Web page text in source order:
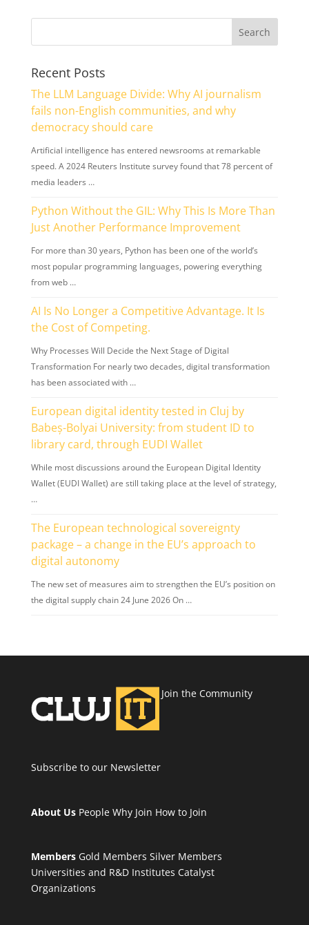
Recent Posts
The LLM Language Divide: Why AI journalism
fails non-English communities, and why
democracy should care
Artificial intelligence has entered newsrooms at remarkable
speed. A 2024 Reuters Institute survey found that 78 percent of
media leaders …
Python Without the GIL: Why This Is More Than
Just Another Performance Improvement
For more than 30 years, Python has been one of the world’s
most popular programming languages, powering everything
from web …
AI Is No Longer a Competitive Advantage. It Is
the Cost of Competing.
Why Processes Will Decide the Next Stage of Digital
Transformation For nearly two decades, digital transformation
has been associated with …
European digital identity tested in Cluj by
Babeș-Bolyai University: from student ID to
library card, through EUDI Wallet
While most discussions around the European Digital Identity
Wallet (EUDI Wallet) are still taking place at the level of strategy,
…
The European technological sovereignty
package – a change in the EU’s approach to
digital autonomy
The new set of measures aim to strengthen the EU’s position on
the digital supply chain 24 June 2026 On …
Join the Community
Subscribe to our Newsletter
About Us People Why Join How to Join
Members Gold Members Silver Members
Universities and R&D Institutes Catalyst
Organizations